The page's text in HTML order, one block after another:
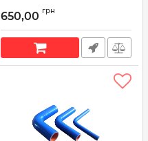
Артикул: 90° D57 L200*200
650,00 грн